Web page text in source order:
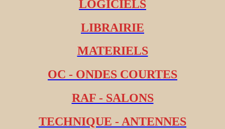
LOGICIELS
LIBRAIRIE
MATERIELS
OC - ONDES COURTES
RAF - SALONS
TECHNIQUE - ANTENNES